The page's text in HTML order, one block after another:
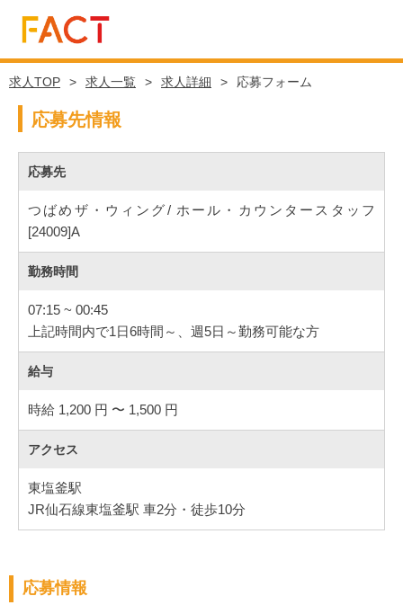
求人TOP 求人一覧 求人詳細 応募フォーム
応募先情報
応募先
つばめザ・ウィング/ ホール・カウンタースタッフ
[24009]A
勤務時間
07:15 ~ 00:45
上記時間内で1日6時間～、週5日～勤務可能な方
給与
時給 1,200 円 〜 1,500 円
アクセス
東塩釜駅
JR仙石線東塩釜駅 車2分・徒歩10分
応募情報